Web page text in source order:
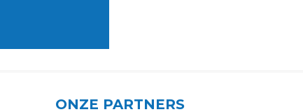
ONZE PARTNERS